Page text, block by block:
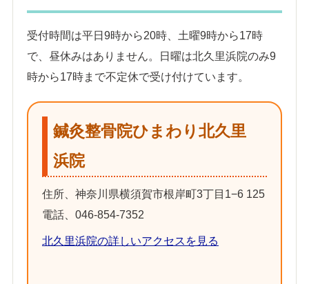
受付時間は平日9時から20時、土曜9時から17時
で、昼休みはありません。日曜は北久里浜院のみ9
時から17時まで不定休で受け付けています。
鍼灸整骨院ひまわり北久里
浜院
住所、神奈川県横須賀市根岸町3丁目1−6 125
電話、046-854-7352
北久里浜院の詳しいアクセスを見る